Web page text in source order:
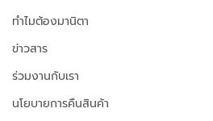
ทำไมต้องมานิตา
ข่าวสาร
ร่วมงานกับเรา
นโยบายการคืนสินค้า